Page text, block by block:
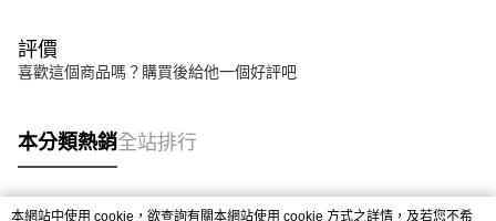
評價
喜歡這個商品嗎？購買後給他一個好評吧
本分類熱銷全站排行
本網站中使用 cookie，欲查詢有關本網站使用 cookie 方式之詳情，及若您不希